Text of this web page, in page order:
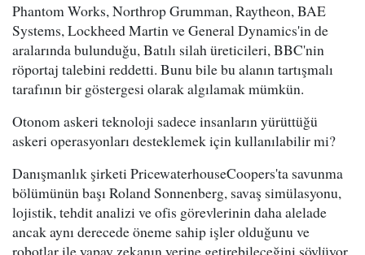
Phantom Works, Northrop Grumman, Raytheon, BAE
Systems, Lockheed Martin ve General Dynamics'in de
aralarında bulunduğu, Batılı silah üreticileri, BBC'nin
röportaj talebini reddetti. Bunu bile bu alanın tartışmalı
tarafının bir göstergesi olarak algılamak mümkün.
Otonom askeri teknoloji sadece insanların yürüttüğü
askeri operasyonları desteklemek için kullanılabilir mi?
Danışmanlık şirketi PricewaterhouseCoopers'ta savunma
bölümünün başı Roland Sonnenberg, savaş simülasyonu,
lojistik, tehdit analizi ve ofis görevlerinin daha alelade
ancak aynı derecede öneme sahip işler olduğunu ve
robotlar ile yapay zekanın yerine getirebileceğini söylüyor.